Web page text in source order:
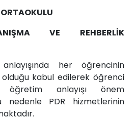
VE REHBERLİK
her öğrencinin
olduğu kabul edilerek öğrenci
anlayışı önem
nedenle PDR hizmetlerinin